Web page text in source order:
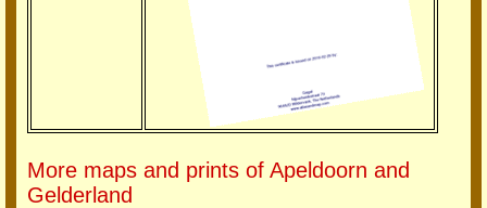
More maps and prints of Apeldoorn and
Gelderland